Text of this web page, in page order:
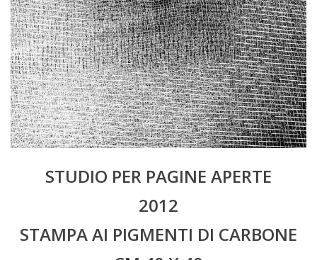
STUDIO PER PAGINE APERTE
2012
STAMPA AI PIGMENTI DI CARBONE